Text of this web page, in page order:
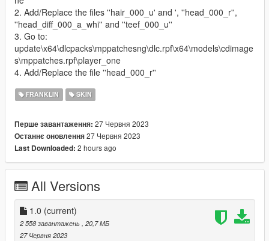
2. Add/Replace the files ''hair_000_u' and ', ''head_000_r'',
''head_diff_000_a_whi'' and ''teef_000_u''
3. Go to:
update\x64\dlcpacks\mppatchesng\dlc.rpf\x64\models\cdimage
s\mppatches.rpf\player_one
4. Add/Replace the file ''head_000_r''
FRANKLIN SKIN
Перше завантаження: 27 Червня 2023
Останнє оновлення27 Червня 2023
Last Downloaded: 2 hours ago
All Versions
1.0 (current)
2 558 завантажень , 20,7 МБ
27 Червня 2023